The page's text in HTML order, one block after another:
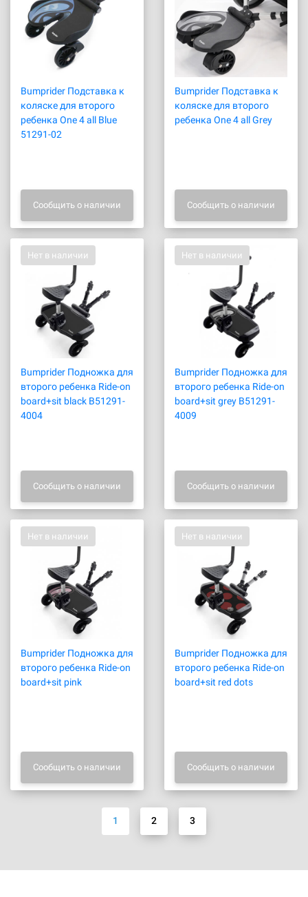
Bumprider Подставка к
коляске для второго
ребенка One 4 all Blue
51291-02
Сообщить о наличии
Bumprider Подставка к
коляске для второго
ребенка One 4 all Grey
Сообщить о наличии
Нет в наличии
Bumprider Подножка для
второго ребенка Ride-on
board+sit black B51291-
4004
Сообщить о наличии
Нет в наличии
Bumprider Подножка для
второго ребенка Ride-on
board+sit grey B51291-
4009
Сообщить о наличии
Нет в наличии
Bumprider Подножка для
второго ребенка Ride-on
board+sit pink
Сообщить о наличии
Нет в наличии
Bumprider Подножка для
второго ребенка Ride-on
board+sit red dots
Сообщить о наличии
1 2 3